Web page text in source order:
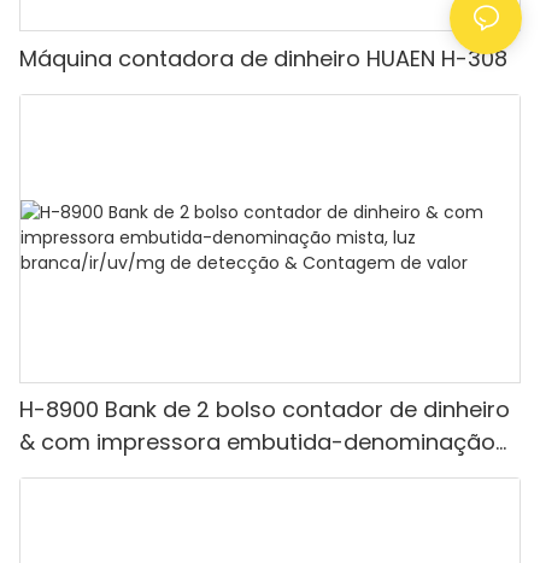
Máquina contadora de dinheiro HUAEN H-308
H-8900 Bank de 2 bolso contador de dinheiro
& com impressora embutida-denominação
mista, luz branca/ir/uv/mg de detecção &